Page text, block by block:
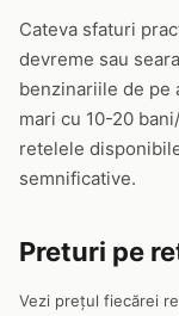
Cateva sfaturi
devreme sau
benzinariile de pe
mari cu 10-20
retelele
semnificative.
Preturi pe
Vezi prețul fiecărei